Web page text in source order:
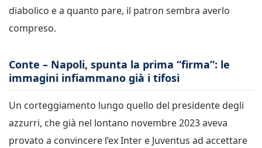
diabolico e a quanto pare, il patron sembra averlo
compreso.
Conte – Napoli, spunta la prima “firma”: le
immagini infiammano già i tifosi
Un corteggiamento lungo quello del presidente degli
azzurri, che già nel lontano novembre 2023 aveva
provato a convincere l’ex Inter e Juventus ad accettare